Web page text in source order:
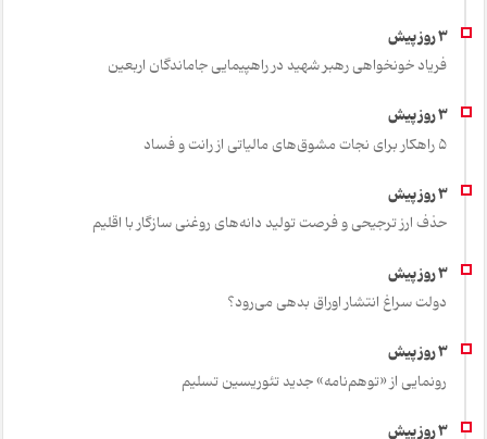
فریاد خونخواهی رهبر شهید در راهپیمایی جاماندگان اربعین
۵ راهکار برای نجات مشوق‌های مالیاتی از رانت و فساد
حذف ارز ترجیحی و فرصت تولید دانه‌های روغنی سازگار با اقلیم
دولت سراغ انتشار اوراق بدهی می‌رود؟
رونمایی از «توهم‌نامه» جدید تئور‌یسین تسلیم